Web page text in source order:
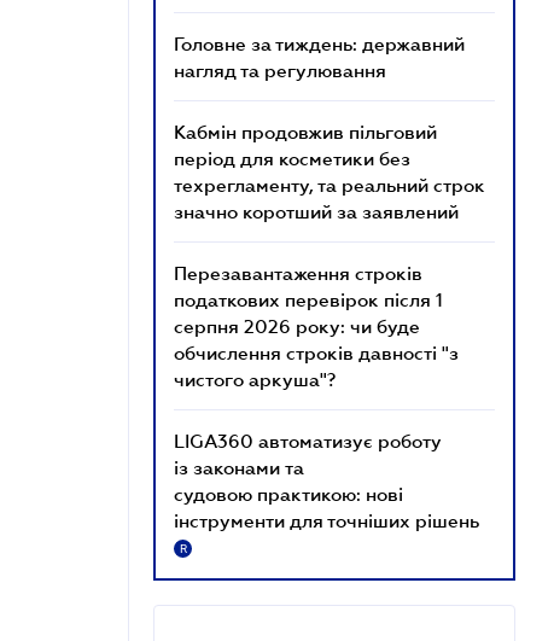
Головне за тиждень: державний
нагляд та регулювання
Кабмін продовжив пільговий
період для косметики без
техрегламенту, та реальний строк
значно коротший за заявлений
Перезавантаження строків
податкових перевірок після 1
серпня 2026 року: чи буде
обчислення строків давності "з
чистого аркуша"?
LIGA360 автоматизує роботу
із законами та
судовою практикою: нові
інструменти для точніших рішень
R